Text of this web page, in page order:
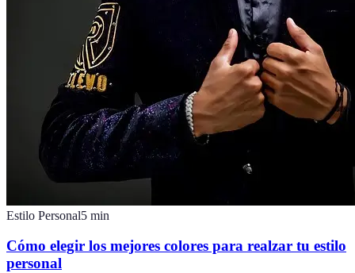
Estilo Personal5 min
Cómo elegir los mejores colores para realzar tu estilo
personal